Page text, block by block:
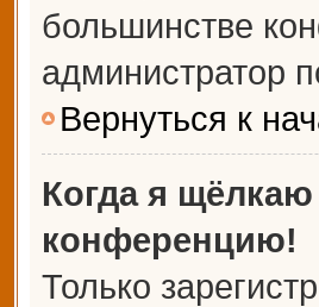
большинстве
администратор
Вернуться к
Когда я
конференцию!
Только